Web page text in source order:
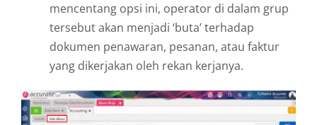
mencentang opsi ini, operator di dalam grup
tersebut akan menjadi ‘buta’ terhadap
dokumen penawaran, pesanan, atau faktur
yang dikerjakan oleh rekan kerjanya.